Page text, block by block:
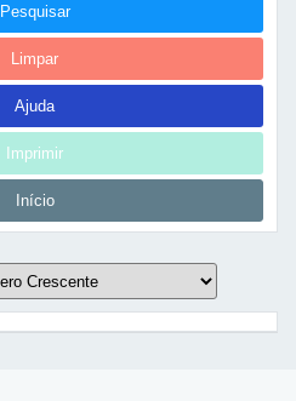
Pesquisar
Limpar
Ajuda
Imprimir
Início